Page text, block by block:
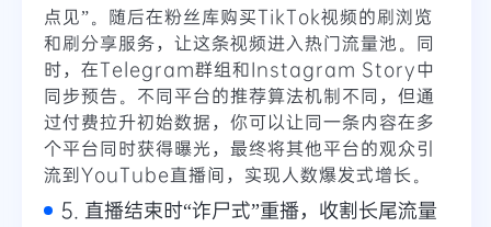
点见”。随后在粉丝库购买TikTok视频的刷浏览
和刷分享服务，让这条视频进入热门流量池。同
时，在Telegram群组和Instagram Story中
同步预告。不同平台的推荐算法机制不同，但通
过付费拉升初始数据，你可以让同一条内容在多
个平台同时获得曝光，最终将其他平台的观众引
流到YouTube直播间，实现人数爆发式增长。
5. 直播结束时“诈尸式”重播，收割长尾流量